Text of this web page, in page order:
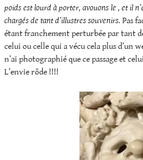
poids est lourd à porter, avouons le , et il
chargés de tant d’illustres souvenirs. Pas
étant franchement perturbée par tant
celui ou celle qui a vécu cela plus d’un
n’ai photographié que ce passage et
L’envie rôde !!!!